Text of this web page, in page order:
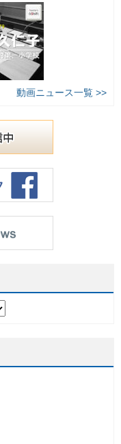
動画ニュース一覧 >>